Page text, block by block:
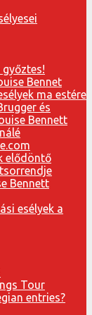
ma estére
elődöntő
esélyek a
entries?